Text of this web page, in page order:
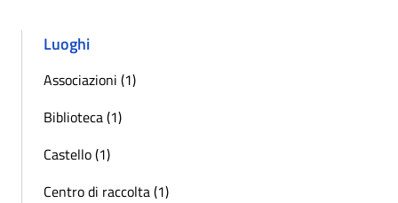
Luoghi
Associazioni (1)
Biblioteca (1)
Castello (1)
Centro di raccolta (1)